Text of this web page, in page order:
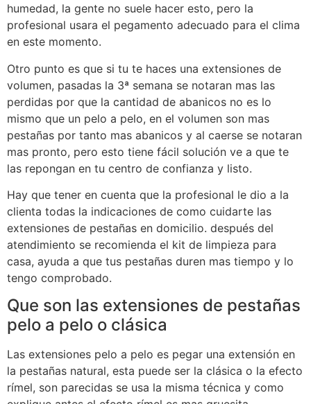
humedad, la gente no suele hacer esto, pero la
profesional usara el pegamento adecuado para el clima
en este momento.
Otro punto es que si tu te haces una extensiones de
volumen, pasadas la 3ª semana se notaran mas las
perdidas por que la cantidad de abanicos no es lo
mismo que un pelo a pelo, en el volumen son mas
pestañas por tanto mas abanicos y al caerse se notaran
mas pronto, pero esto tiene fácil solución ve a que te
las repongan en tu centro de confianza y listo.
Hay que tener en cuenta que la profesional le dio a la
clienta todas la indicaciones de como cuidarte las
extensiones de pestañas en domicilio. después del
atendimiento se recomienda el kit de limpieza para
casa, ayuda a que tus pestañas duren mas tiempo y lo
tengo comprobado.
Que son las extensiones de pestañas
pelo a pelo o clásica
Las extensiones pelo a pelo es pegar una extensión en
la pestañas natural, esta puede ser la clásica o la efecto
rímel, son parecidas se usa la misma técnica y como